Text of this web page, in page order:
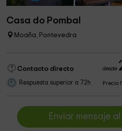
Casa do Pombal
Moaña, Pontevedra
Contacto directo desde
Respuesta superior a 72h Precio
Enviar mensaje